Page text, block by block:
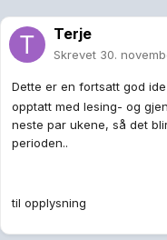
Terje
Skrevet 30.
Dette er en fortsatt god
opptatt med lesing- og
neste par ukene, så det
perioden..
til opplysning